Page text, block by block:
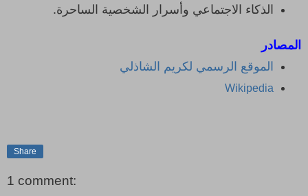
الذكاء الاجتماعي وأسرار الشخصية الساحرة.
المصادر
الموقع الرسمي لكريم الشاذلي
Wikipedia
Share
1 comment: